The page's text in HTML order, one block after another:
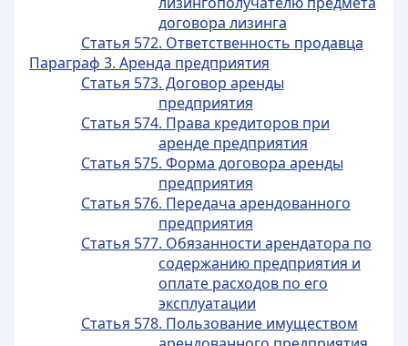
договора лизинга
Статья 572. Ответственность продавца
Параграф 3. Аренда предприятия
Статья 573. Договор аренды
предприятия
Статья 574. Права кредиторов при
аренде предприятия
Статья 575. Форма договора аренды
предприятия
Статья 576. Передача арендованного
предприятия
Статья 577. Обязанности арендатора по
содержанию предприятия и
оплате расходов по его
эксплуатации
Статья 578. Пользование имуществом